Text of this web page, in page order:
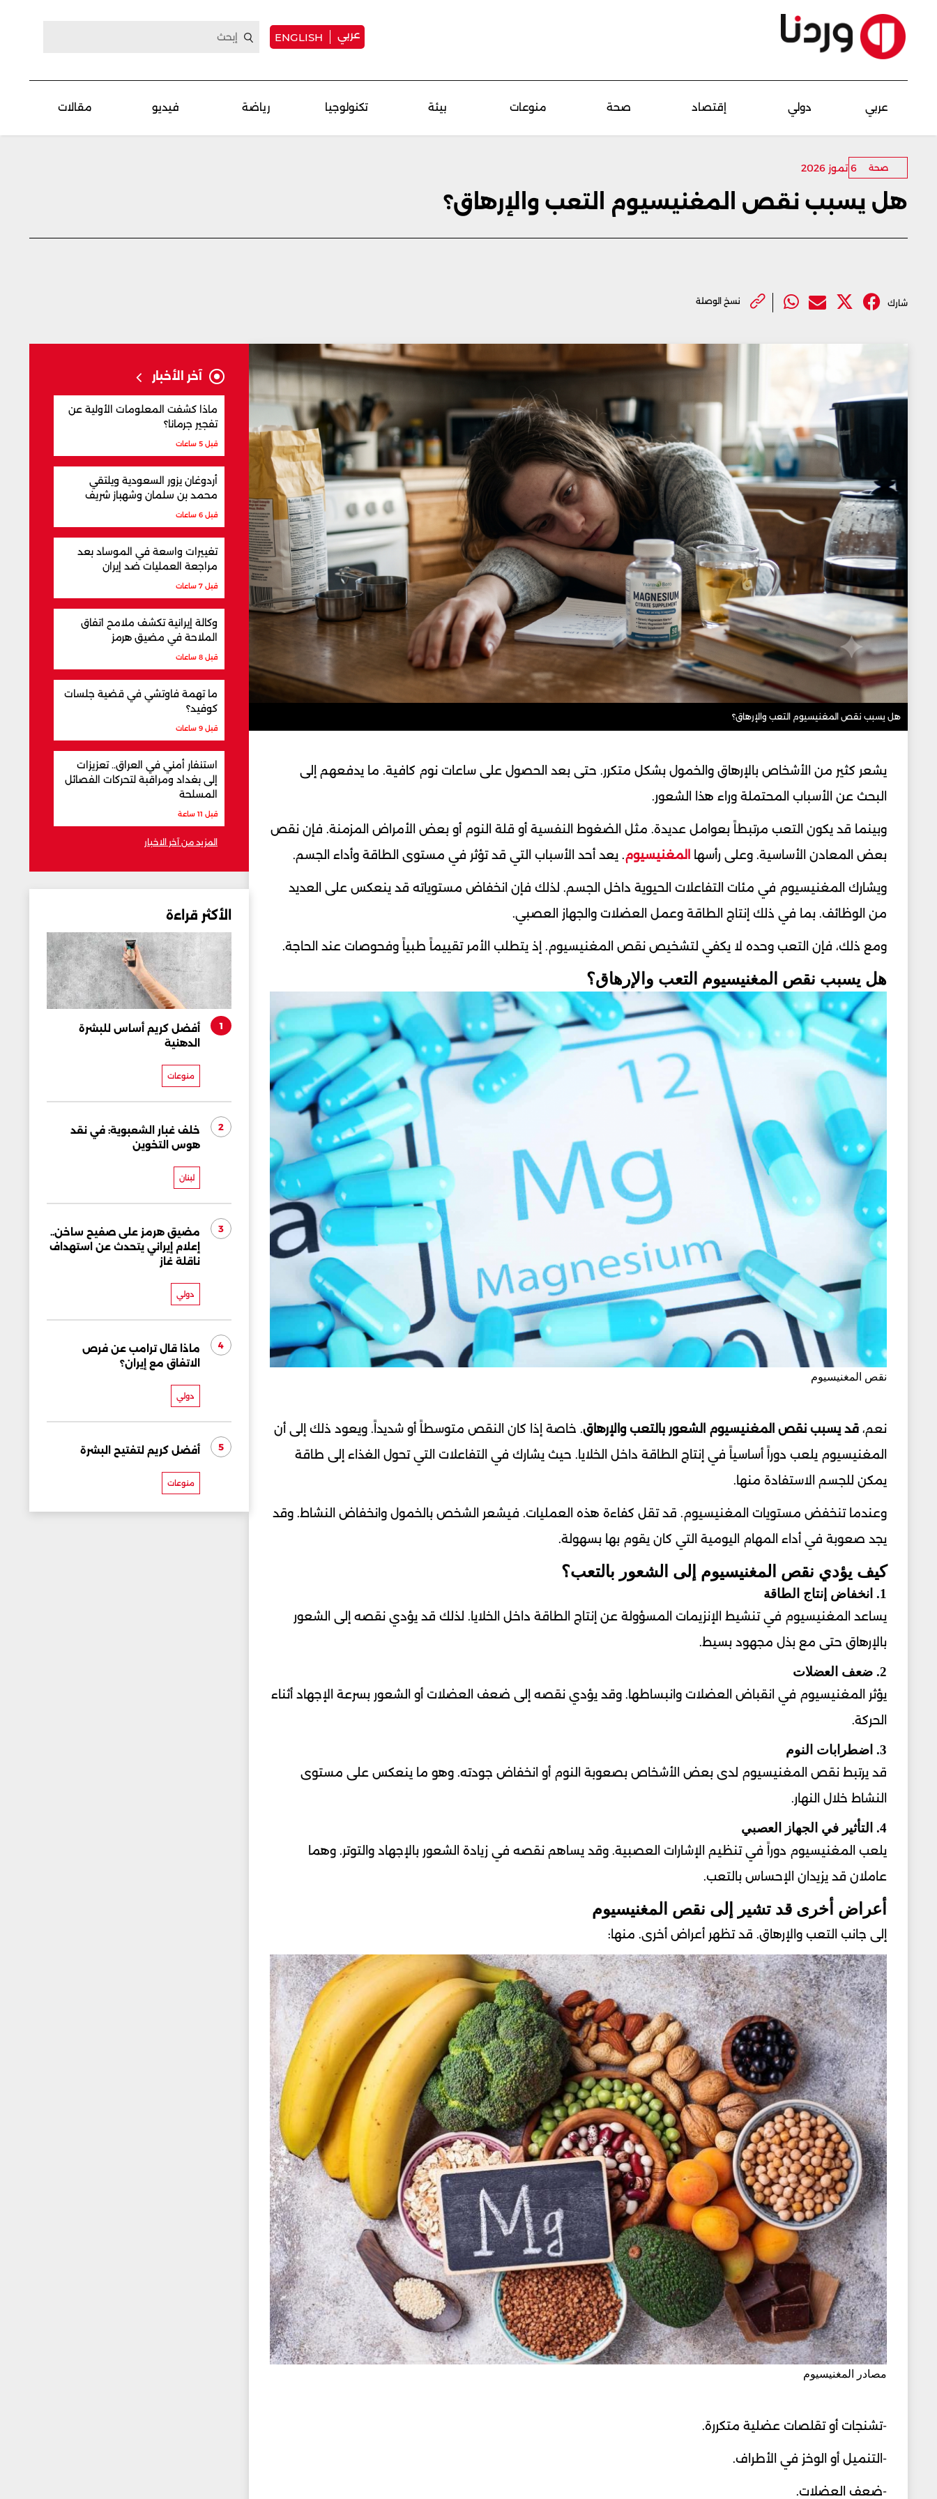
عربي ENGLISH
عربي دولي إقتصاد صحة منوعات بيئة تكنولوجيا رياضة فيديو مقالات
صحة 6 تموز 2026
هل يسبب نقص المغنيسيوم التعب والإرهاق؟
شارك نسخ الوصلة
هل يسبب نقص المغنيسيوم التعب والإرهاق؟
يشعر كثير من الأشخاص بالإرهاق والخمول بشكل متكرر. حتى بعد الحصول على ساعات نوم كافية. ما يدفعهم إلى
البحث عن الأسباب المحتملة وراء هذا الشعور.
وبينما قد يكون التعب مرتبطاً بعوامل عديدة. مثل الضغوط النفسية أو قلة النوم أو بعض الأمراض المزمنة. فإن نقص
بعض المعادن الأساسية. وعلى رأسها
المغنيسيوم. يعد أحد الأسباب التي قد تؤثر في مستوى الطاقة وأداء الجسم.
ويشارك المغنيسيوم في مئات التفاعلات الحيوية داخل الجسم. لذلك فإن انخفاض مستوياته قد ينعكس على العديد
من الوظائف. بما في ذلك إنتاج الطاقة وعمل العضلات والجهاز العصبي.
ومع ذلك، فإن التعب وحده لا يكفي لتشخيص نقص المغنيسيوم. إذ يتطلب الأمر تقييماً طبياً وفحوصات عند الحاجة.
هل يسبب نقص المغنيسيوم التعب والإرهاق؟
نقص المغنيسيوم
نعم، قد يسبب نقص المغنيسيوم الشعور بالتعب والإرهاق. خاصة إذا كان النقص متوسطاً أو شديداً. ويعود ذلك إلى أن
المغنيسيوم يلعب دوراً أساسياً في إنتاج الطاقة داخل الخلايا. حيث يشارك في التفاعلات التي تحول الغذاء إلى طاقة
يمكن للجسم الاستفادة منها.
وعندما تنخفض مستويات المغنيسيوم. قد تقل كفاءة هذه العمليات. فيشعر الشخص بالخمول وانخفاض النشاط. وقد
يجد صعوبة في أداء المهام اليومية التي كان يقوم بها بسهولة.
كيف يؤدي نقص المغنيسيوم إلى الشعور بالتعب؟
1. انخفاض إنتاج الطاقة
يساعد المغنيسيوم في تنشيط الإنزيمات المسؤولة عن إنتاج الطاقة داخل الخلايا. لذلك قد يؤدي نقصه إلى الشعور
بالإرهاق حتى مع بذل مجهود بسيط.
2. ضعف العضلات
يؤثر المغنيسيوم في انقباض العضلات وانبساطها. وقد يؤدي نقصه إلى ضعف العضلات أو الشعور بسرعة الإجهاد أثناء
الحركة.
3. اضطرابات النوم
قد يرتبط نقص المغنيسيوم لدى بعض الأشخاص بصعوبة النوم أو انخفاض جودته. وهو ما ينعكس على مستوى
النشاط خلال النهار.
4. التأثير في الجهاز العصبي
يلعب المغنيسيوم دوراً في تنظيم الإشارات العصبية. وقد يساهم نقصه في زيادة الشعور بالإجهاد والتوتر. وهما
عاملان قد يزيدان الإحساس بالتعب.
أعراض أخرى قد تشير إلى نقص المغنيسيوم
إلى جانب التعب والإرهاق. قد تظهر أعراض أخرى. منها:
مصادر المغنيسيوم
-تشنجات أو تقلصات عضلية متكررة.
-التنميل أو الوخز في الأطراف.
-ضعف العضلات.
آخر الأخبار
ماذا كشفت المعلومات الأولية عن
تفجير جرمانا؟
قبل 5 ساعات
أردوغان يزور السعودية ويلتقي
محمد بن سلمان وشهباز شريف
قبل 6 ساعات
تغييرات واسعة في الموساد بعد
مراجعة العمليات ضد إيران
قبل 7 ساعات
وكالة إيرانية تكشف ملامح اتفاق
الملاحة في مضيق هرمز
قبل 8 ساعات
ما تهمة فاوتشي في قضية جلسات
كوفيد؟
قبل 9 ساعات
استنفار أمني في العراق.. تعزيزات
إلى بغداد ومراقبة لتحركات الفصائل
المسلحة
قبل 11 ساعة
المزيد من آخر الاخبار
الأكثر قراءة
1
أفضل كريم أساس للبشرة
الدهنية
منوعات
2
خلف غبار الشعبوية: في نقد
هوس التخوين
لبنان
3
مضيق هرمز على صفيح ساخن..
إعلام إيراني يتحدث عن استهداف
ناقلة غاز
دولي
4
ماذا قال ترامب عن فرص
الاتفاق مع إيران؟
دولي
5 أفضل كريم لتفتيح البشرة
منوعات